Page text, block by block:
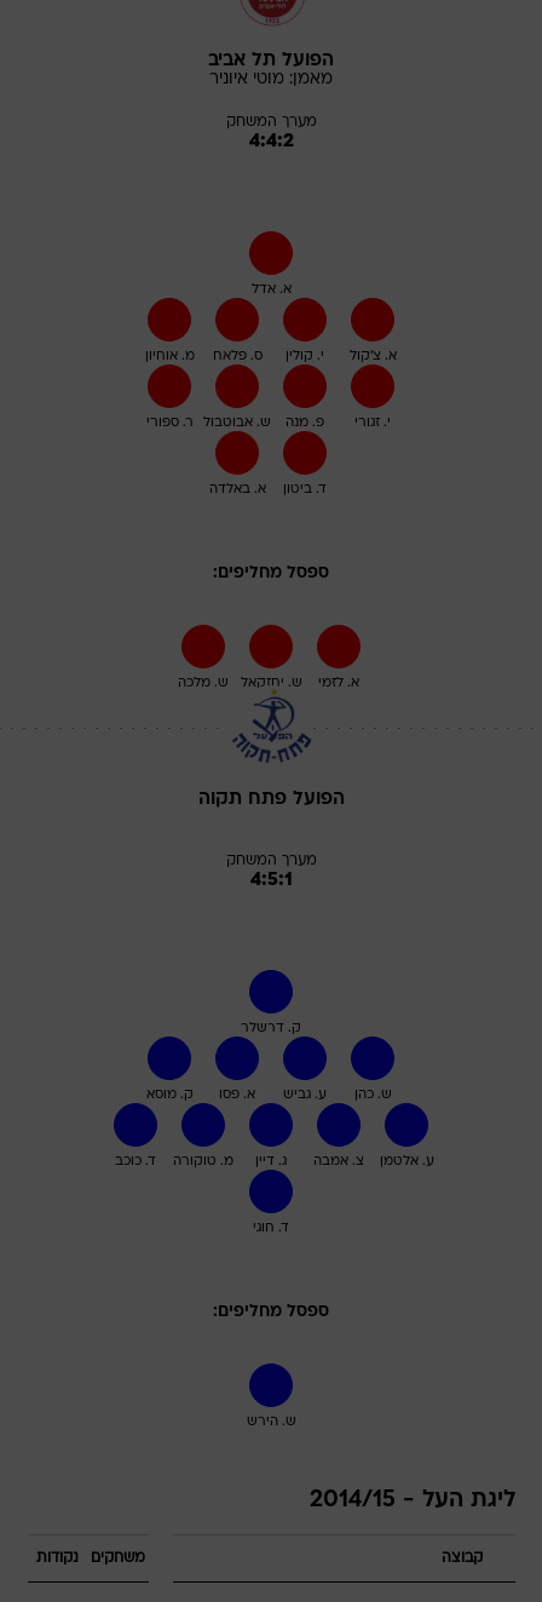
הפועל תל אביב
מאמן: מוטי איוניר
מערך המשחק
4:4:2
א. אדל
מ. אוחיון ס. פלאח י. קולין א. צ'קול
ר. ספורי ש. אבוטבול פ. מנה י. זגורי
א. באלדה ד. ביטון
ספסל מחליפים:
ש. מלכה ש. יחזקאל א. לזמי
הפועל פתח תקוה
מערך המשחק
4:5:1
ק. דרשלר
ק. מוסא א. פסו ע. גביש ש. כהן
ד. כוכב מ. טוקורה ג. דיין צ. אמבה ע. אלטמן
ד. חוגי
ספסל מחליפים:
ש. הירש
ליגת העל - 2014/15
קבוצה משחקים נקודות